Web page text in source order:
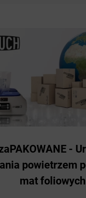
-
powietrzem
mat foliowych